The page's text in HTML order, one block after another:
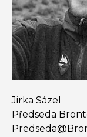
Jirka Sázel
Předseda